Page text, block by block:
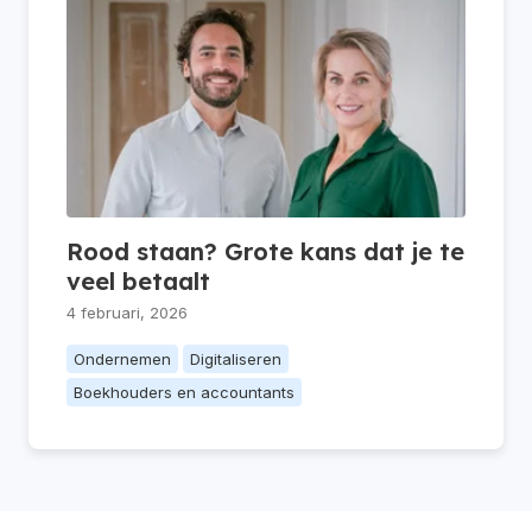
Rood staan? Grote kans dat je te
veel betaalt
4 februari, 2026
Ondernemen
Digitaliseren
Boekhouders en accountants